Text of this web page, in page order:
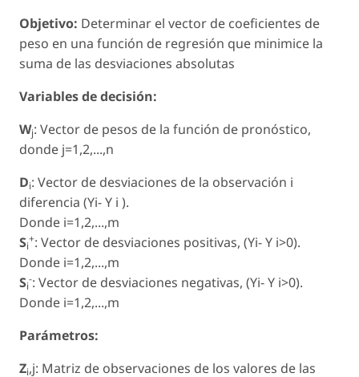
Objetivo: Determinar el vector de coeficientes de
peso en una función de regresión que minimice la
suma de las desviaciones absolutas
Variables de decisión:
Wj: Vector de pesos de la función de pronóstico,
donde j=1,2,...,n
Di: Vector de desviaciones de la observación i
diferencia (Yi- Y i ).
Donde i=1,2,...,m
Si
+: Vector de desviaciones positivas, (Yi- Y i>0).
Donde i=1,2,...,m
Si
-: Vector de desviaciones negativas, (Yi- Y i>0).
Donde i=1,2,...,m
Parámetros:
Zi,j: Matriz de observaciones de los valores de las